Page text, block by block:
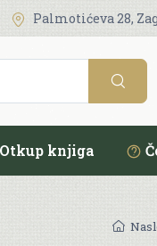
Palmotićeva 28,
Otkup knjiga